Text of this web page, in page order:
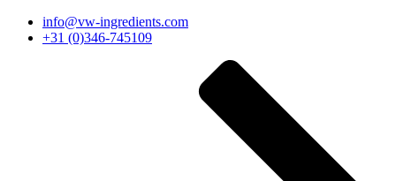
Перейтиinfo@vw-ingredients.com
+31 (0)346-745109